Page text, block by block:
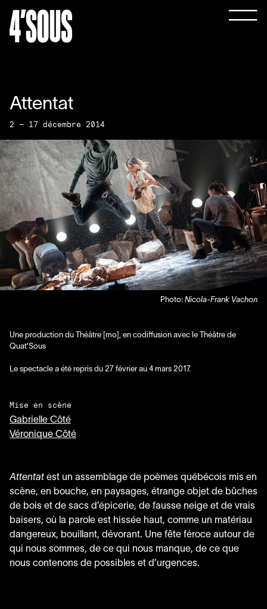
Attentat
2 — 17 décembre 2014
Photo: Nicola-Frank Vachon
Une production du Théâtre [mo], en codiffusion avec le Théâtre de
Quat’Sous
Le spectacle a été repris du 27 février au 4 mars 2017.
Mise en scène
Gabrielle Côté
Véronique Côté
Attentat est un assemblage de poèmes québécois mis en
scène, en bouche, en paysages, étrange objet de bûches
de bois et de sacs d’épicerie, de fausse neige et de vrais
baisers, où la parole est hissée haut, comme un matériau
dangereux, bouillant, dévorant. Une fête féroce autour de
qui nous sommes, de ce qui nous manque, de ce que
nous contenons de possibles et d’urgences.